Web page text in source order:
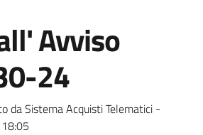
Avviso
24
da Sistema Acquisti Telematici -